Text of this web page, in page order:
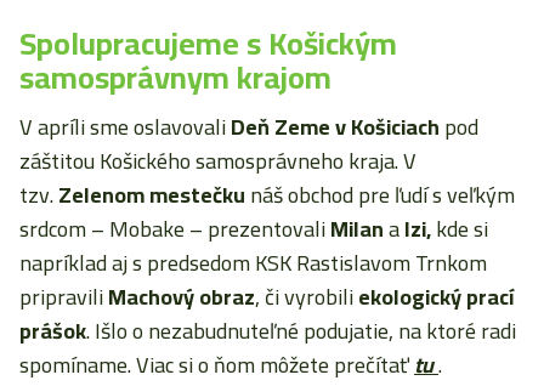
Spolupracujeme s Košickým
samosprávnym krajom
V apríli sme oslavovaliDeň Zeme v Košiciachpod
záštitou Košického samosprávneho kraja. V
tzv.Zelenom mestečkunáš obchod pre ľudí s veľkým
srdcom – Mobake – prezentovaliMilanaIzi,kde si
napríklad aj s predsedom KSK Rastislavom Trnkom
pripraviliMachový obraz, či vyrobiliekologický prací
prášok. Išlo o nezabudnuteľné podujatie, na ktoré radi
spomíname. Viac si o ňom môžete prečítaťtu.